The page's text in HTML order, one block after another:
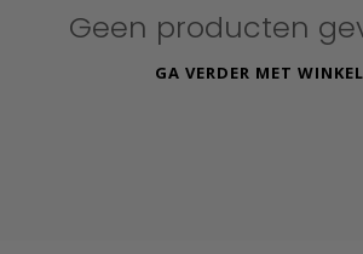
Geen producten
GA VERDER MET